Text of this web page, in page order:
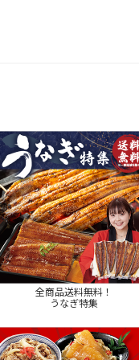
全商品送料無料！
うなぎ特集